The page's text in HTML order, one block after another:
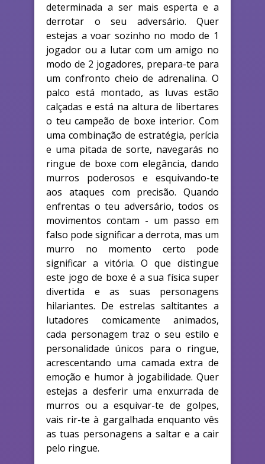
determinada a ser mais esperta e a
derrotar o seu adversário. Quer
estejas a voar sozinho no modo de 1
jogador ou a lutar com um amigo no
modo de 2 jogadores, prepara-te para
um confronto cheio de adrenalina. O
palco está montado, as luvas estão
calçadas e está na altura de libertares
o teu campeão de boxe interior. Com
uma combinação de estratégia, perícia
e uma pitada de sorte, navegarás no
ringue de boxe com elegância, dando
murros poderosos e esquivando-te
aos ataques com precisão. Quando
enfrentas o teu adversário, todos os
movimentos contam - um passo em
falso pode significar a derrota, mas um
murro no momento certo pode
significar a vitória. O que distingue
este jogo de boxe é a sua física super
divertida e as suas personagens
hilariantes. De estrelas saltitantes a
lutadores comicamente animados,
cada personagem traz o seu estilo e
personalidade únicos para o ringue,
acrescentando uma camada extra de
emoção e humor à jogabilidade. Quer
estejas a desferir uma enxurrada de
murros ou a esquivar-te de golpes,
vais rir-te à gargalhada enquanto vês
as tuas personagens a saltar e a cair
pelo ringue.